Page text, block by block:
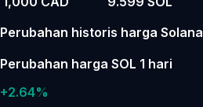
Perubahan historis harga Solana
Perubahan harga SOL 1 hari
+2.64%